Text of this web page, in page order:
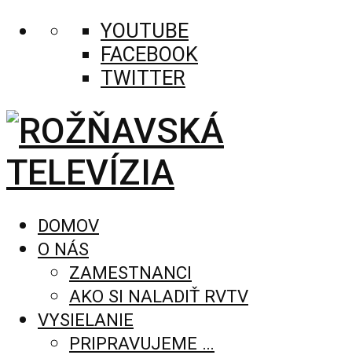
YOUTUBE
FACEBOOK
TWITTER
DOMOV
O NÁS
ZAMESTNANCI
AKO SI NALADIŤ RVTV
VYSIELANIE
PRIPRAVUJEME …